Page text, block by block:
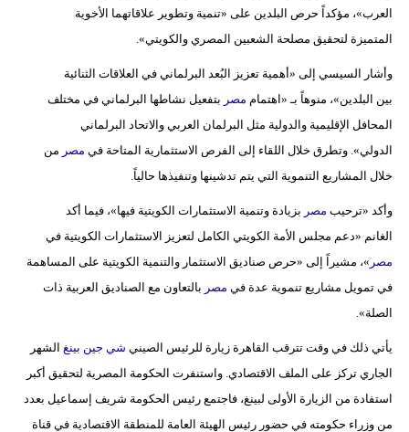
العرب»، مؤكداً حرص البلدين على «تنمية وتطوير علاقاتهما الأخوية
المتميزة لتحقيق مصلحة الشعبين المصري والكويتي».
وأشار السيسي إلى «أهمية تعزيز البُعد البرلماني في العلاقات الثنائية
بين البلدين»، منوهاً بـ «اهتمام مصر بتفعيل نشاطها البرلماني في مختلف
المحافل الإقليمية والدولية مثل البرلمان العربي والاتحاد البرلماني
الدولي». وتطرق خلال اللقاء إلى الفرص الاستثمارية المتاحة في مصر من
خلال المشاريع التنموية التي يتم تدشينها وتنفيذها حالياً.
وأكد «ترحيب مصر بزيادة وتنمية الاستثمارات الكويتية فيها»، فيما أكد
الغانم «دعم مجلس الأمة الكويتي الكامل لتعزيز الاستثمارات الكويتية في
مصر »، مشيراً إلى «حرص صناديق الاستثمار والتنمية الكويتية على المساهمة
في تمويل مشاريع تنموية عدة في مصر بالتعاون مع الصناديق العربية ذات
الصلة».
يأتي ذلك في وقت تترقب القاهرة زيارة للرئيس الصيني شي جين بينغ الشهر
الجاري تركز على الملف الاقتصادي. واستنفرت الحكومة المصرية لتحقيق أكبر
استفادة من الزيارة الأولى لبينغ، فاجتمع رئيس الحكومة شريف إسماعيل بعدد
من وزراء حكومته في حضور رئيس الهيئة العامة للمنطقة الاقتصادية في قناة